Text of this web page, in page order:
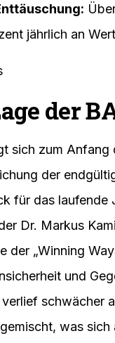
jährlich an
der
sich zum
der
für das laufende
Dr. Markus
der „Winning
und
schwächer
was